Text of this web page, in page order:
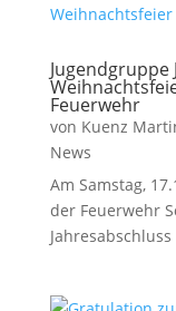
Feuerwehr
von Kuenz
News
Am Samstag,
der Feuerwehr